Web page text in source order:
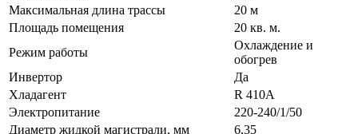
Максимальная длина трассы
20 м
Площадь помещения
20 кв. м.
Режим работы
Охлаждение и
обогрев
Инвертор
Да
Хладагент
R 410A
Электропитание
220-240/1/50
Диаметр жидкой магистрали, мм
6,35